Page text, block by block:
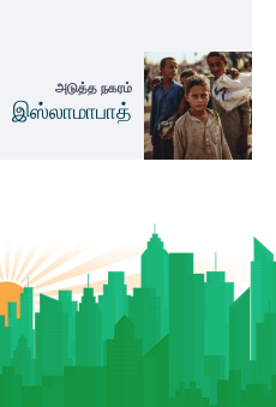
அடுத்த நகரம்
இஸ்லாமாபாத்